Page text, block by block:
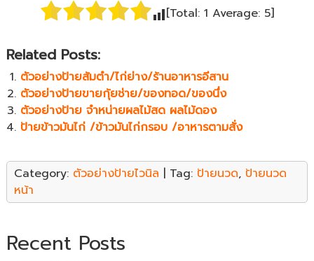
[Total: 1 Average: 5]
Related Posts:
ตัวอย่างป้ายส้มตำ/ไก่ย่าง/ร้านอาหารอีสาน
ตัวอย่างป้ายขายกุ้ยช่าย/ของทอด/ของนึ่ง
ตัวอย่างป้าย จำหน่ายผลไม้สด ผลไม้ดอง
ป้ายข้าวมันไก่ /ข้าวมันไก่กรอบ /อาหารตามสั่ง
Category: ตัวอย่างป้ายไวนิล | Tag: ป้ายนวด, ป้ายนวด
หน้า
Recent Posts